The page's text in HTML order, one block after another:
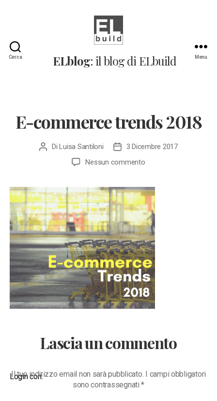
Cerca
Il
blog
ELblog: il blog di ELbuild Menu
E-commerce trends 2018
Autore
DiLuisa Santiloni
Data
dell'articolo
3 Dicembre 2017
Nessun commentosu
trends
2018
Lascia un commento
Login con:
Il tuo indirizzo email non sarà pubblicato. I campi obbligatori
sono contrassegnati*